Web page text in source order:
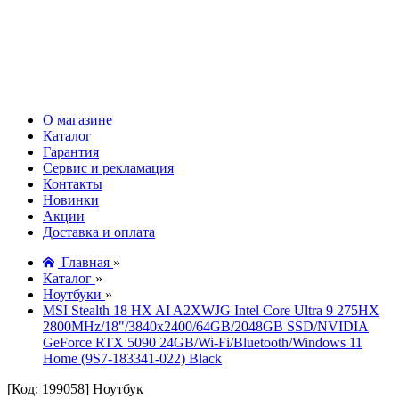
О магазине
Каталог
Гарантия
Сервис и рекламация
Контакты
Новинки
Акции
Доставка и оплата
Главная »
Каталог »
Ноутбуки »
MSI Stealth 18 HX AI A2XWJG Intel Core Ultra 9 275HX
2800MHz/18"/3840x2400/64GB/2048GB SSD/NVIDIA
GeForce RTX 5090 24GB/Wi-Fi/Bluetooth/Windows 11
Home (9S7-183341-022) Black
[Код: 199058] Ноутбук